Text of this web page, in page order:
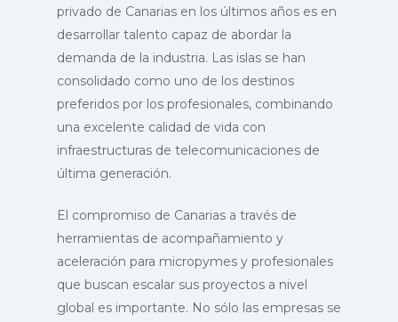
privado de Canarias en los últimos años es en
desarrollar talento capaz de abordar la
demanda de la industria. Las islas se han
consolidado como uno de los destinos
preferidos por los profesionales, combinando
una excelente calidad de vida con
infraestructuras de telecomunicaciones de
última generación.
El compromiso de Canarias a través de
herramientas de acompañamiento y
aceleración para micropymes y profesionales
que buscan escalar sus proyectos a nivel
global es importante. No sólo las empresas se